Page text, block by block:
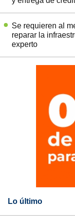
Se requieren al
reparar la
experto
Lo último